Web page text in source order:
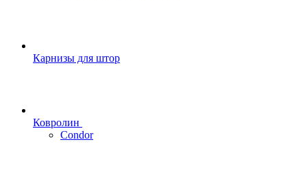
Карнизы для штор
Ковролин
Condor